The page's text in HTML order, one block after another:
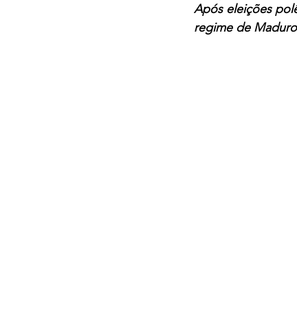
Após eleições
regime de Maduro